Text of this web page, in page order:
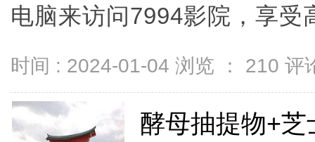
电脑来访问7994影院，享
时间 : 2024-01-04 浏览 ： 210 评
酵母抽提物+